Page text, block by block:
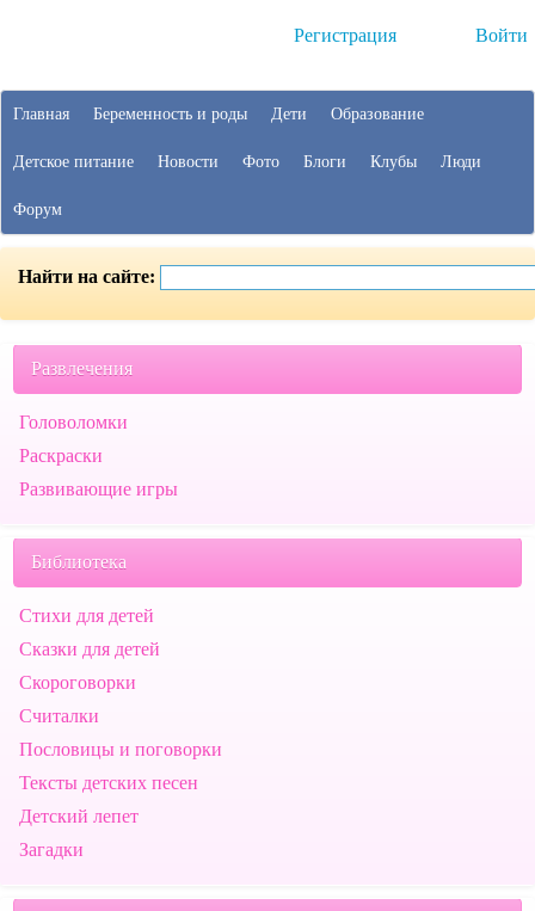
Регистрация Войти
Главная Беременность и роды Дети Образование
Детское питание Новости Фото Блоги Клубы Люди
Форум
Найти на сайте:
Развлечения
Головоломки
Раскраски
Развивающие игры
Библиотека
Стихи для детей
Сказки для детей
Скороговорки
Считалки
Пословицы и поговорки
Тексты детских песен
Детский лепет
Загадки